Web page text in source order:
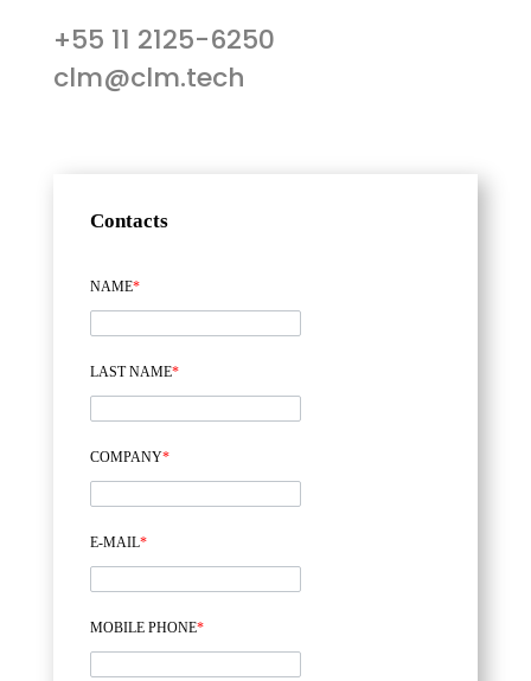
+55 11 2125-6250
clm@clm.tech
Contacts
NAME*
LAST NAME*
COMPANY*
E-MAIL*
MOBILE PHONE*